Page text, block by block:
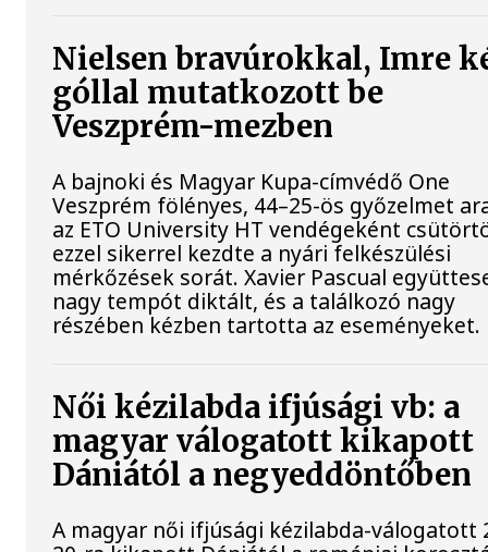
Nielsen bravúrokkal, Imre
góllal mutatkozott be
Veszprém-mezben
A bajnoki és Magyar Kupa-címvédő One
Veszprém fölényes, 44–25-ös győzelmet
az ETO University HT vendégeként
ezzel sikerrel kezdte a nyári felkészülési
mérkőzések sorát. Xavier Pascual
nagy tempót diktált, és a találkozó nagy
részében kézben tartotta az eseményeket.
Női kézilabda ifjúsági vb: a
magyar válogatott kikapott
Dániától a negyeddöntőben
A magyar női ifjúsági kézilabda-válogatott